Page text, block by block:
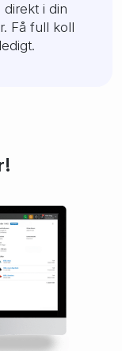
direkt i din
Få full koll